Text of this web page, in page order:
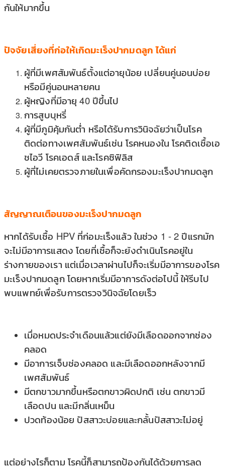
กันให้มากขึ้น
ปัจจัยเสี่ยงที่ก่อให้เกิดมะเร็งปากมดลูก ได้แก่
ผู้ที่มีเพศสัมพันธ์ตั้งแต่อายุน้อย เปลี่ยนคู่นอนบ่อย
หรือมีคู่นอนหลายคน
ผู้หญิงที่มีอายุ 40 ปีขึ้นไป
การสูบบุหรี่
ผู้ที่มีภูมิคุ้มกันต่ำ หรือได้รับการวินิจฉัยว่าเป็นโรค
ติดต่อทางเพศสัมพันธ์เช่น โรคหนองใน โรคติดเชื้อเอ
ชไอวี โรคเอดส์ และโรคซิฟิลิส
ผู้ที่ไม่เคยตรวจภายในเพื่อคัดกรองมะเร็งปากมดลูก
สัญญาณเตือนของมะเร็งปากมดลูก
หากได้รับเชื้อ HPV ที่ก่อมะเร็งแล้ว ในช่วง 1 - 2 ปีแรกมัก
จะไม่มีอาการแสดง โดยที่เชื้อก็จะยังดำเนินโรคอยู่ใน
ร่างกายของเรา แต่เมื่อเวลาผ่านไปก็จะเริ่มมีอาการของโรค
มะเร็งปากมดลูก โดยหากเริ่มมีอาการดังต่อไปนี้ ให้รีบไป
พบแพทย์เพื่อรับการตรวจวินิจฉัยโดยเร็ว
เมื่อหมดประจำเดือนแล้วแต่ยังมีเลือดออกจากช่อง
คลอด
มีอาการเจ็บช่องคลอด และมีเลือดออกหลังจากมี
เพศสัมพันธ์
มีตกขาวมากขึ้นหรือตกขาวผิดปกติ เช่น ตกขาวมี
เลือดปน และมีกลิ่นเหม็น
ปวดท้องน้อย ปัสสาวะบ่อยและกลั้นปัสสาวะไม่อยู่
แต่อย่างไรก็ตาม โรคนี้ก็สามารถป้องกันได้ด้วยการลด